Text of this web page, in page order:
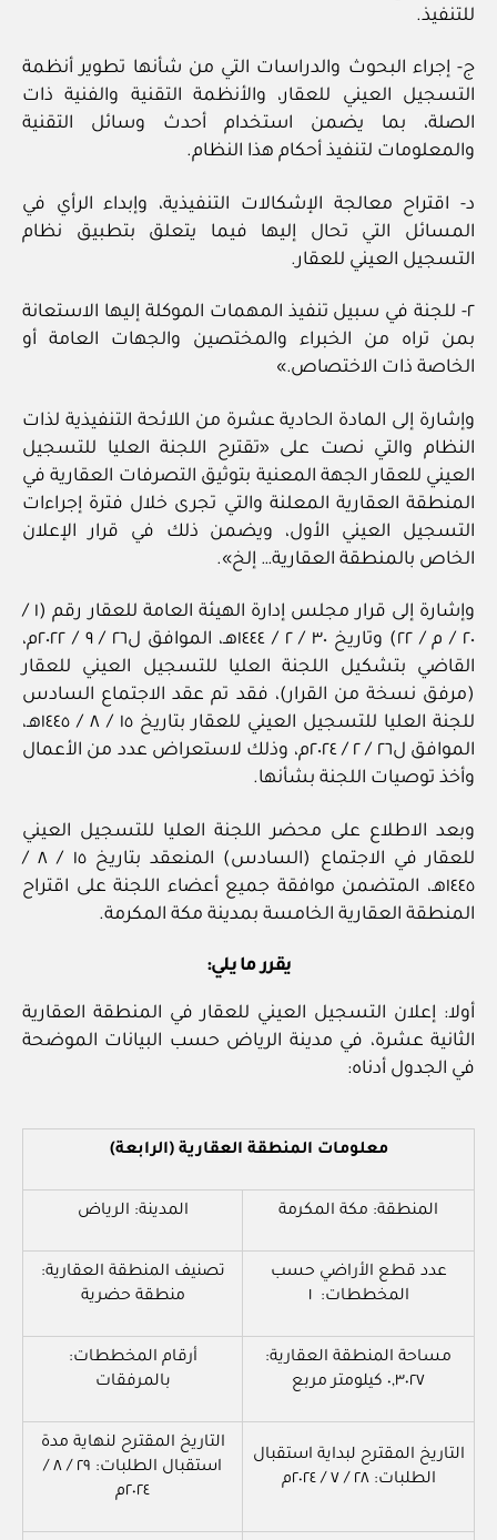
للتنفيذ.
‌ج- إجراء البحوث والدراسات التي من شأنها تطوير أنظمة
التسجيل العيني للعقار، والأنظمة التقنية والفنية ذات
الصلة، بما يضمن استخدام أحدث وسائل التقنية
والمعلومات لتنفيذ أحكام هذا النظام.
‌د- اقتراح معالجة الإشكالات التنفيذية، وإبداء الرأي في
المسائل التي تحال إليها فيما يتعلق بتطبيق نظام
التسجيل العيني للعقار.
٢- للجنة في سبيل تنفيذ المهمات الموكلة إليها الاستعانة
بمن تراه من الخبراء والمختصين والجهات العامة أو
الخاصة ذات الاختصاص.»
وإشارة إلى المادة الحادية عشرة من اللائحة التنفيذية لذات
النظام والتي نصت على «تقترح اللجنة العليا للتسجيل
العيني للعقار الجهة المعنية بتوثيق التصرفات العقارية في
المنطقة العقارية المعلنة والتي تجرى خلال فترة إجراءات
التسجيل العيني الأول، ويضمن ذلك في قرار الإعلان
الخاص بالمنطقة العقارية… إلخ».
وإشارة إلى قرار مجلس إدارة الهيئة العامة للعقار رقم (١ /
٢٠ / م / ٢٢) وتاريخ ٣٠ / ٢ / ١٤٤٤هـ، الموافق ل٢٦ / ٩ / ٢٠٢٢م،
القاضي بتشكيل اللجنة العليا للتسجيل العيني للعقار
(مرفق نسخة من القرار)، فقد تم عقد الاجتماع السادس
للجنة العليا للتسجيل العيني للعقار بتاريخ ١٥ / ٨ / ١٤٤٥هـ،
الموافق ل٢٦ / ٢ / ٢٠٢٤م، وذلك لاستعراض عدد من الأعمال
وأخذ توصيات اللجنة بشأنها.
وبعد الاطلاع على محضر اللجنة العليا للتسجيل العيني
للعقار في الاجتماع (السادس) المنعقد بتاريخ ١٥ / ٨ /
١٤٤٥هـ، المتضمن موافقة جميع أعضاء اللجنة على اقتراح
المنطقة العقارية الخامسة بمدينة مكة المكرمة.
يقرر ما يلي:
أولا: إعلان التسجيل العيني للعقار في المنطقة العقارية
الثانية عشرة، في مدينة الرياض حسب البيانات الموضحة
في الجدول أدناه:
معلومات المنطقة العقارية (الرابعة)
المنطقة: مكة المكرمة المدينة: الرياض
عدد قطع الأراضي حسب
المخططات: ١
تصنيف المنطقة العقارية:
منطقة حضرية
مساحة المنطقة العقارية:
٠,٣٠٢٧ كيلومتر مربع
أرقام المخططات:
بالمرفقات
التاريخ المقترح لبداية استقبال
الطلبات: ٢٨ / ٧ / ٢٠٢٤م
التاريخ المقترح لنهاية مدة
استقبال الطلبات: ٢٩ / ٨ /
٢٠٢٤م